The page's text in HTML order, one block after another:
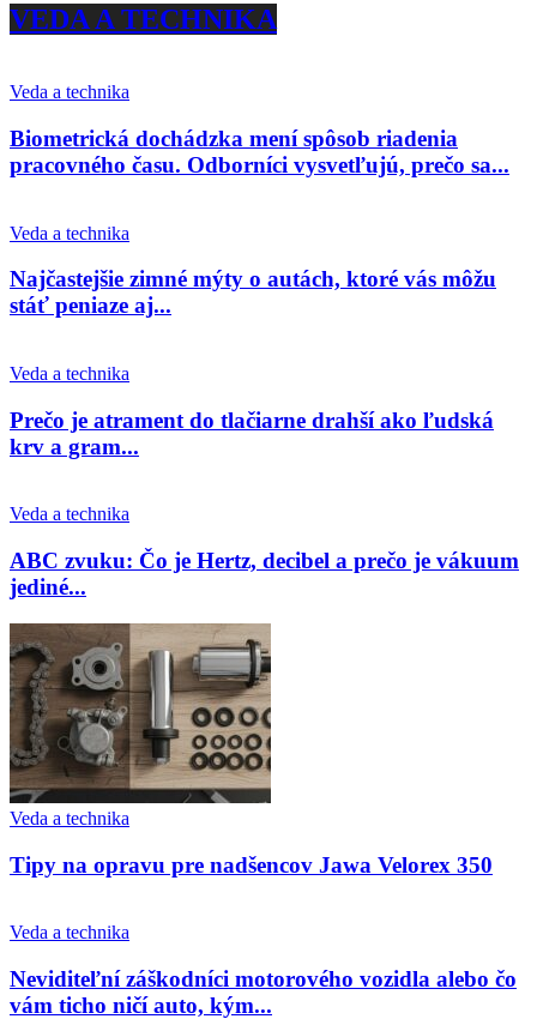
VEDA A TECHNIKA
Veda a technika
Biometrická dochádzka mení spôsob riadenia
pracovného času. Odborníci vysvetľujú, prečo sa...
Veda a technika
Najčastejšie zimné mýty o autách, ktoré vás môžu
stáť peniaze aj...
Veda a technika
Prečo je atrament do tlačiarne drahší ako ľudská
krv a gram...
Veda a technika
ABC zvuku: Čo je Hertz, decibel a prečo je vákuum
jediné...
Veda a technika
Tipy na opravu pre nadšencov Jawa Velorex 350
Veda a technika
Neviditeľní záškodníci motorového vozidla alebo čo
vám ticho ničí auto, kým...